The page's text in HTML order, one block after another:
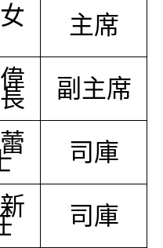
主席
副主席
司庫
司庫